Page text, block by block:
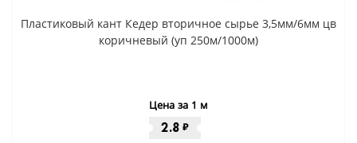
Пластиковый кант Кедер вторичное сырье 3,5мм/6мм цв
коричневый (уп 250м/1000м)
Цена за 1 м
2.8 ₽